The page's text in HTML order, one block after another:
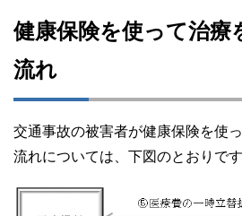
健康保険を使って治療
流れ
交通事故の被害者が健康保険を使
流れについては、下図のとおりです